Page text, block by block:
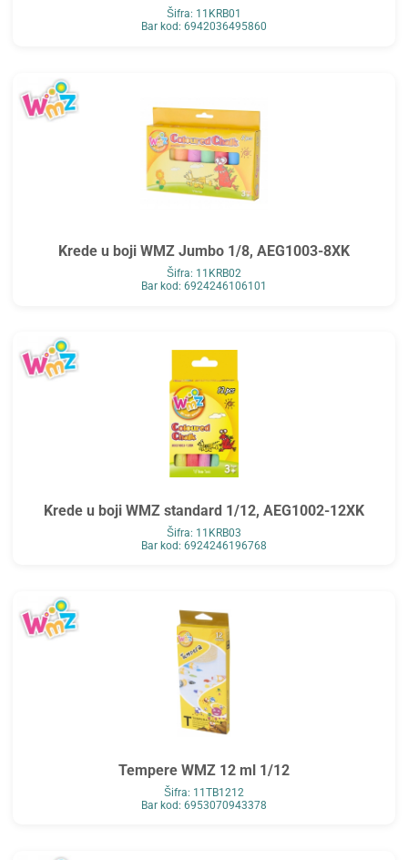
Šifra: 11KRB01
Bar kod: 6942036495860
Krede u boji WMZ Jumbo 1/8, AEG1003-8XK
Šifra: 11KRB02
Bar kod: 6924246106101
Krede u boji WMZ standard 1/12, AEG1002-12XK
Šifra: 11KRB03
Bar kod: 6924246196768
Tempere WMZ 12 ml 1/12
Šifra: 11TB1212
Bar kod: 6953070943378